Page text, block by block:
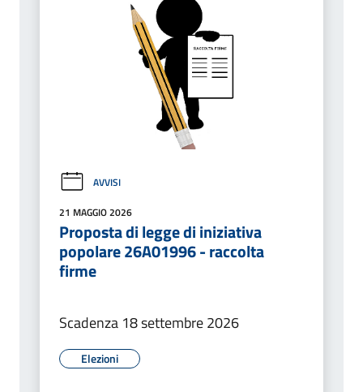
AVVISI
21 MAGGIO 2026
Proposta di legge di iniziativa
popolare 26A01996 - raccolta
firme
Scadenza 18 settembre 2026
Elezioni